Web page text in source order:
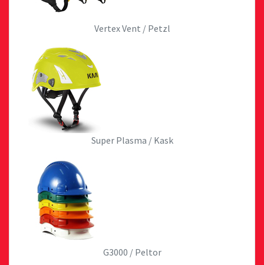
Vertex Vent / Petzl
Super Plasma / Kask
G3000 / Peltor